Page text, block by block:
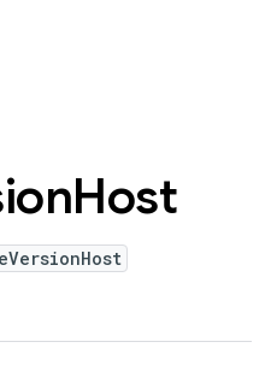
Host